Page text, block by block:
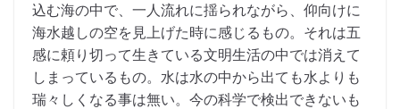
込む海の中で、一人流れに揺られながら、仰向けに
海水越しの空を見上げた時に感じるもの。それは五
感に頼り切って生きている文明生活の中では消えて
しまっているもの。水は水の中から出ても水よりも
瑞々しくなる事は無い。今の科学で検出できないも